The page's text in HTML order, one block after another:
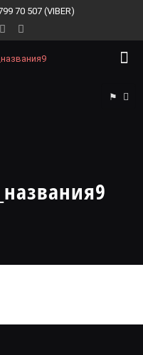
70 507 (VIBER)
⚑